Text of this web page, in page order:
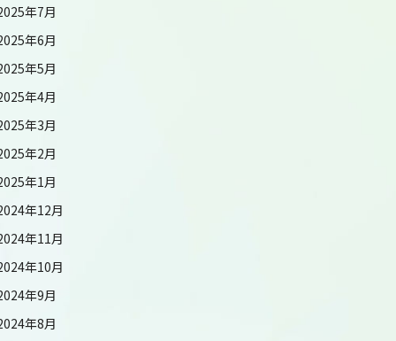
年7月
年6月
年5月
年4月
年3月
年2月
年1月
年12月
年11月
年10月
年9月
年8月